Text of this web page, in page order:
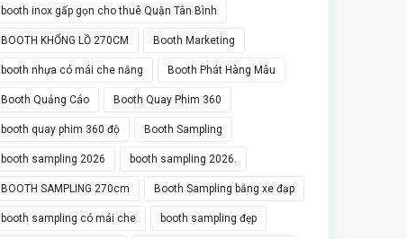
booth inox gấp gọn cho thuê Quận Tân Bình
BOOTH KHỔNG LỒ 270CM Booth Marketing
booth nhựa có mái che nắng Booth Phát Hàng Mẫu
Booth Quảng Cáo Booth Quay Phim 360
booth quay phim 360 độ Booth Sampling
booth sampling 2026 booth sampling 2026.
BOOTH SAMPLING 270cm Booth Sampling bằng xe đạp
booth sampling có mái che booth sampling đẹp